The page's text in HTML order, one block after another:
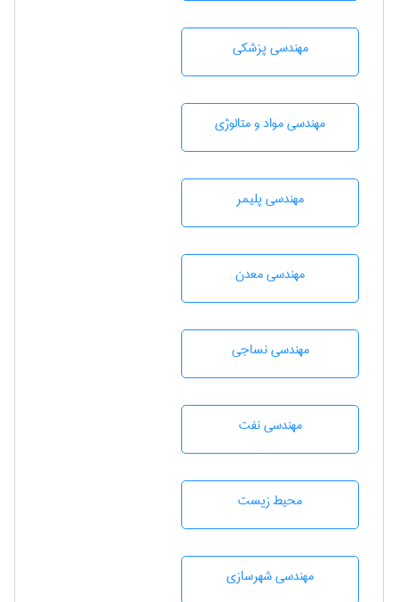
مهندسی پزشکی
مهندسی مواد و متالوژی
مهندسی پليمر
مهندسی معدن
مهندسي نساجی
مهندسی نفت
محيط زيست
مهندسی شهرسازی